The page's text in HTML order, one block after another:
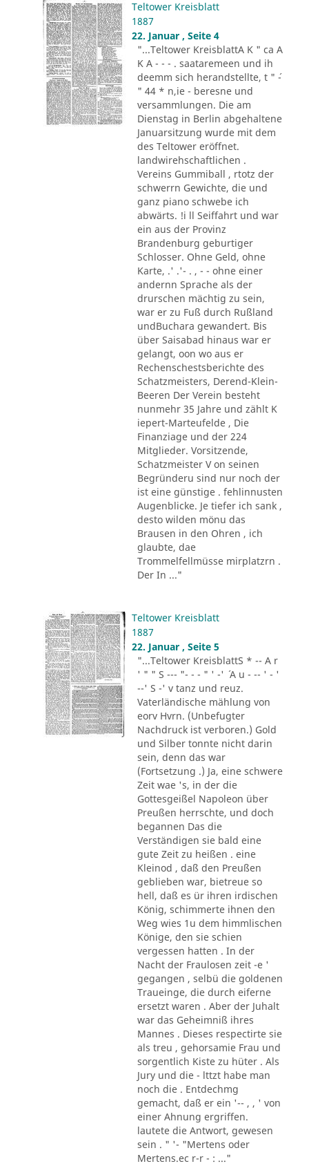
Teltower Kreisblatt
1887
22. Januar , Seite 4
"...Teltower KreisblattA K " ca A
K A - - - . saataremeen und ih
deemm sich herandstellte, t " ´-
" 44 * n,ie - beresne und
versammlungen. Die am
Dienstag in Berlin abgehaltene
Januarsitzung wurde mit dem
des Teltower eröffnet.
landwirehschaftlichen .
Vereins Gummiball , rtotz der
schwerrn Gewichte, die und
ganz piano schwebe ich
abwärts. !i ll Seiffahrt und war
ein aus der Provinz
Brandenburg geburtiger
Schlosser. Ohne Geld, ohne
Karte, .' .'- . , - - ohne einer
andernn Sprache als der
drurschen mächtig zu sein,
war er zu Fuß durch Rußland
undBuchara gewandert. Bis
über Saisabad hinaus war er
gelangt, oon wo aus er
Rechenschestsberichte des
Schatzmeisters, Derend-Klein-
Beeren Der Verein besteht
nunmehr 35 Jahre und zählt K
iepert-Marteufelde , Die
Finanziage und der 224
Mitglieder. Vorsitzende,
Schatzmeister V on seinen
Begründeru sind nur noch der
ist eine günstige . fehlinnusten
Augenblicke. Je tiefer ich sank ,
desto wilden mönu das
Brausen in den Ohren , ich
glaubte, dae
Trommelfellmüsse mirplatzrn .
Der In ..."
Teltower Kreisblatt
1887
22. Januar , Seite 5
"...Teltower KreisblattS * -- A r
' " " S --- "- - - " ' -' ´ A u - -- ' - '
--' S -' v tanz und reuz.
Vaterländische mählung von
eorv Hvrn. (Unbefugter
Nachdruck ist verboren.) Gold
und Silber tonnte nicht darin
sein, denn das war
(Fortsetzung .) Ja, eine schwere
Zeit wae 's, in der die
Gottesgeißel Napoleon über
Preußen herrschte, und doch
begannen Das die
Verständigen sie bald eine
gute Zeit zu heißen . eine
Kleinod , daß den Preußen
geblieben war, bietreue so
hell, daß es ür ihren irdischen
König, schimmerte ihnen den
Weg wies 1u dem himmlischen
Könige, den sie schien
vergessen hatten . In der
Nacht der Fraulosen zeit -e '
gegangen , selbü die goldenen
Traueinge, die durch eiferne
ersetzt waren . Aber der Juhalt
war das Geheimniß ihres
Mannes . Dieses respectirte sie
als treu , gehorsamie Frau und
sorgentlich Kiste zu hüter . Als
Jury und die - lttzt habe man
noch die . Entdechmg
gemacht, daß er ein '-- , , ' von
einer Ahnung ergriffen.
lautete die Antwort, gewesen
sein . " '- "Mertens oder
Mertens.ec r-r - : ..."